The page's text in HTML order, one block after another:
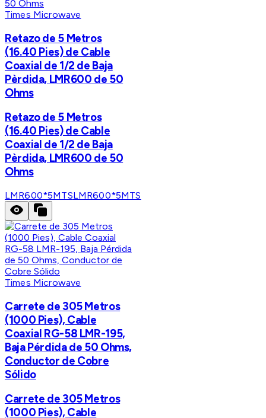
Times Microwave
Retazo de 5 Metros
(16.40 Pies) de Cable
Coaxial de 1/2 de Baja
Pèrdida, LMR600 de 50
Ohms
Retazo de 5 Metros
(16.40 Pies) de Cable
Coaxial de 1/2 de Baja
Pèrdida, LMR600 de 50
Ohms
LMR600*5MTSLMR600*5MTS
Times Microwave
Carrete de 305 Metros
(1000 Pies), Cable
Coaxial RG-58 LMR-195,
Baja Pérdida de 50 Ohms,
Conductor de Cobre
Sólido
Carrete de 305 Metros
(1000 Pies), Cable